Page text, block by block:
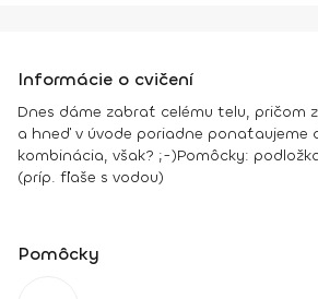
Informácie o cvičení
Dnes dáme zabrať celému telu, pričom
a hneď v úvode poriadne ponaťaujeme
kombinácia, však? ;-)Pomôcky:
(príp. fľaše s vodou)
Pomôcky